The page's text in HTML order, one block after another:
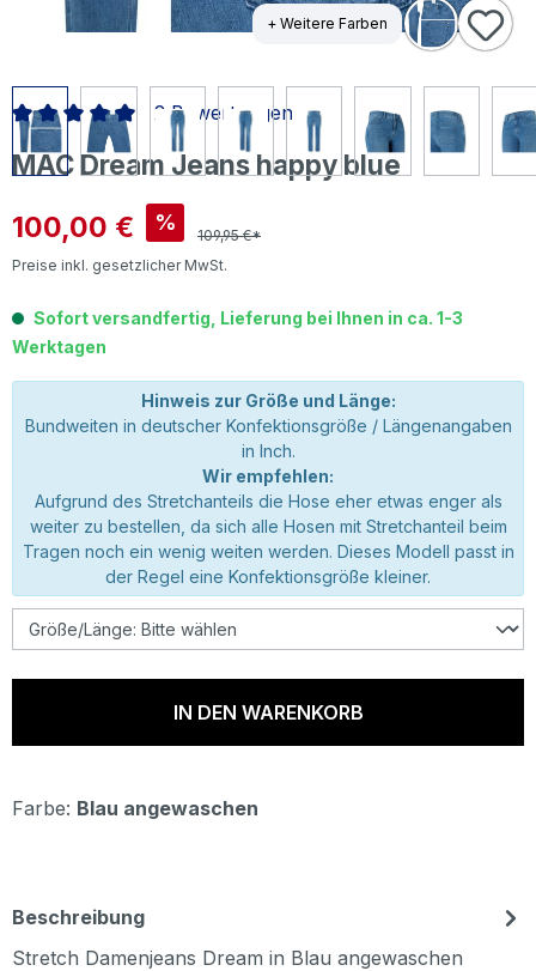
+ Weitere Farben
MAC Dream Jeans happy blue
Verkaufspreis:
100,00 € %
109,95 €*
Preise inkl. gesetzlicher MwSt.
Durchschnittliche Bewertung von 5 von 5 Sternen
2 Bewertungen
Sofort versandfertig, Lieferung bei Ihnen in ca. 1-3
Werktagen
Hinweis zur Größe und Länge:
Bundweiten in deutscher Konfektionsgröße / Längenangaben
in Inch.
Wir empfehlen:
Aufgrund des Stretchanteils die Hose eher etwas enger als
weiter zu bestellen, da sich alle Hosen mit Stretchanteil beim
Tragen noch ein wenig weiten werden. Dieses Modell passt in
der Regel eine Konfektionsgröße kleiner.
IN DEN WARENKORB
Farbe: Blau angewaschen
Beschreibung
Stretch Damenjeans Dream in Blau angewaschen